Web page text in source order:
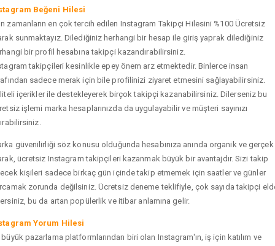
Beğeni Hilesi
zamanların en çok tercih edilen Instagram Takipçi Hilesini %100 Ücretsiz
sunmaktayız. Dilediğiniz herhangi bir hesap ile giriş yaprak dilediğiniz
bir profil hesabına takipçi kazandırabilirsiniz.
takipçileri kesinlikle epey önem arz etmektedir. Binlerce insan
sadece merak için bile profilinizi ziyaret etmesini sağlayabilirsiniz.
içerikler ile destekleyerek birçok takipçi kazanabilirsiniz. Dilerseniz bu
işlemi marka hesaplarınızda da uygulayabilir ve müşteri sayınızı
güvenilirliği söz konusu olduğunda hesabınıza anında organik ve gerçek
ücretsiz Instagram takipçileri kazanmak büyük bir avantajdır. Sizi takip
kişileri sadece birkaç gün içinde takip etmemek için saatler ve günler
zorunda değilsiniz. Ücretsiz deneme teklifiyle, çok sayıda takipçi
bu da artan popülerlik ve itibar anlamına gelir.
Yorum Hilesi
büyük pazarlama platformlarından biri olan Instagram'ın, iş için katılım ve